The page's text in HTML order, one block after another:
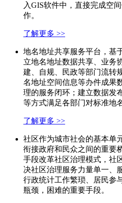
入GIS软件中，直接完成空
作。
了解更多 >>
地名地址共享服务平台，基
立地名地址数据共享、业务
建、自规、民政等部门流转
名地址空间信息等办件成果
理的服务闭环；建立数据发
等方式满足各部门对标准地
了解更多 >>
社区作为城市社会的基本单
衔接政府和民众之间的重要
手段改革社区治理模式，社
决社区治理服务力量单一、
行政统计工作繁琐、居民参
瓶颈，困难的重要手段。